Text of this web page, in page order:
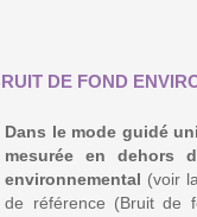
DE FOND
Dans le mode guidé
mesurée en dehors
environnemental (voir
de référence (Bruit de